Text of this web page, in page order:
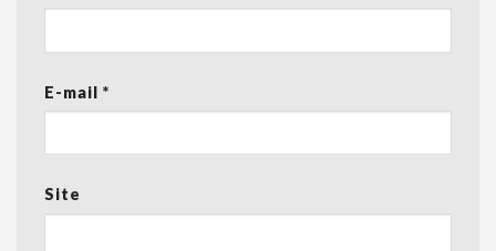
E-mail *
Site